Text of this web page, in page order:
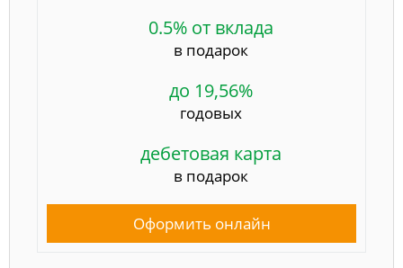
0.5% от вклада
в подарок
до 19,56%
годовых
дебетовая карта
в подарок
Оформить онлайн